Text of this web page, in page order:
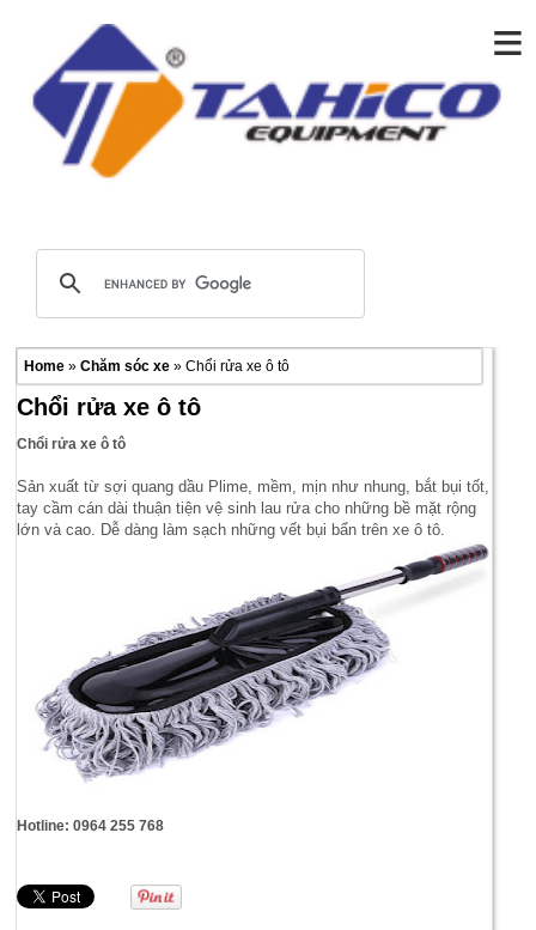
≡
Home»Chăm sóc xe» Chổi rửa xe ô tô
Chổi rửa xe ô tô
Chổi rửa xe ô tô
Sản xuất từ sợi quang dầu Plime, mềm, mịn như nhung, bắt bụi tốt,
tay cầm cán dài thuận tiện vệ sinh lau rửa cho những bề mặt rộng
lớn và cao. Dễ dàng làm sạch những vết bụi bẩn trên xe ô tô.
Hotline: 0964 255 768